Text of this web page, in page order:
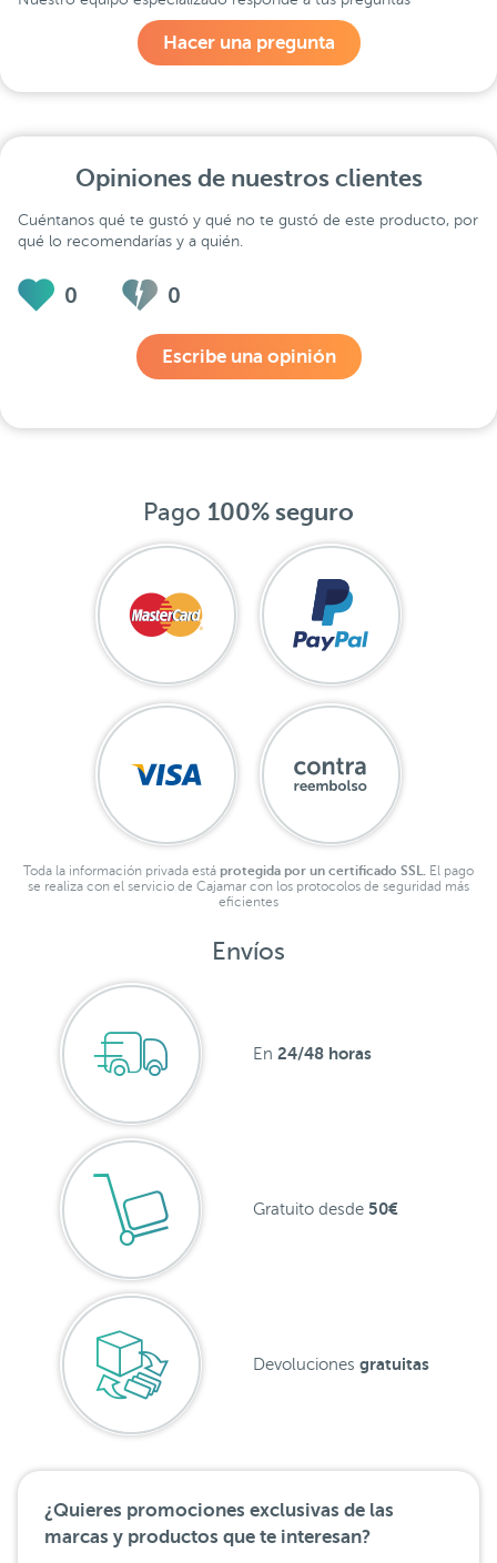
Hacer una pregunta
Opiniones de nuestros clientes
Cuéntanos qué te gustó y qué no te gustó de este producto, por
qué lo recomendarías y a quién.
0 0
Escribe una opinión
Pago 100% seguro
Toda la información privada está protegida por un certificado SSL. El pago
se realiza con el servicio de Cajamar con los protocolos de seguridad más
eficientes
Envíos
En 24/48 horas
Gratuito desde 50€
Devoluciones gratuitas
¿Quieres promociones exclusivas de las
marcas y productos que te interesan?